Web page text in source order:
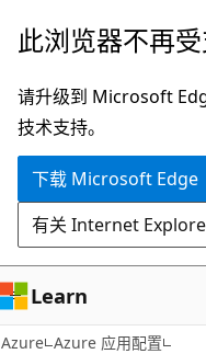
跳
主
要
内
此浏览器不再受
请升级到 Microsoft
技术支持。
下载 Microsoft Edge
有关 Internet
Learn
Azure Azure 应用配置